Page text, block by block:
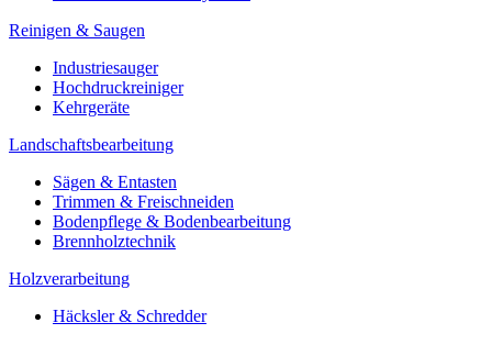
Reinigen & Saugen
Industriesauger
Hochdruckreiniger
Kehrgeräte
Landschaftsbearbeitung
Sägen & Entasten
Trimmen & Freischneiden
Bodenpflege & Bodenbearbeitung
Brennholztechnik
Holzverarbeitung
Häcksler & Schredder